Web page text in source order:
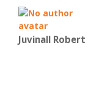
Juvinall Robert